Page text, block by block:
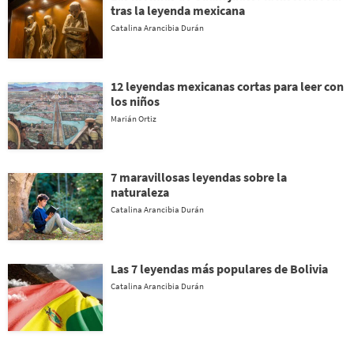
tras la leyenda mexicana
Catalina Arancibia Durán
12 leyendas mexicanas cortas para leer con
los niños
Marián Ortiz
7 maravillosas leyendas sobre la
naturaleza
Catalina Arancibia Durán
Las 7 leyendas más populares de Bolivia
Catalina Arancibia Durán